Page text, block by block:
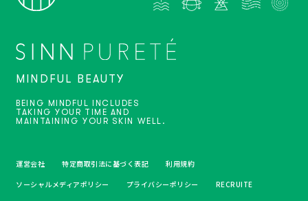
MINDFUL BEAUTY
BEING MINDFUL INCLUDES
TAKING YOUR TIME AND
MAINTAINING YOUR SKIN WELL.
運営会社 特定商取引法に基づく表記
利用規約
ソーシャルメディアポリシー
プライバシーポリシー RECRUITE